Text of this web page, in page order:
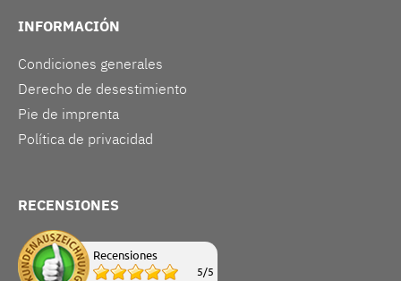
INFORMACIÓN
Condiciones generales
Derecho de desestimiento
Pie de imprenta
Política de privacidad
RECENSIONES
Recensiones
5/5